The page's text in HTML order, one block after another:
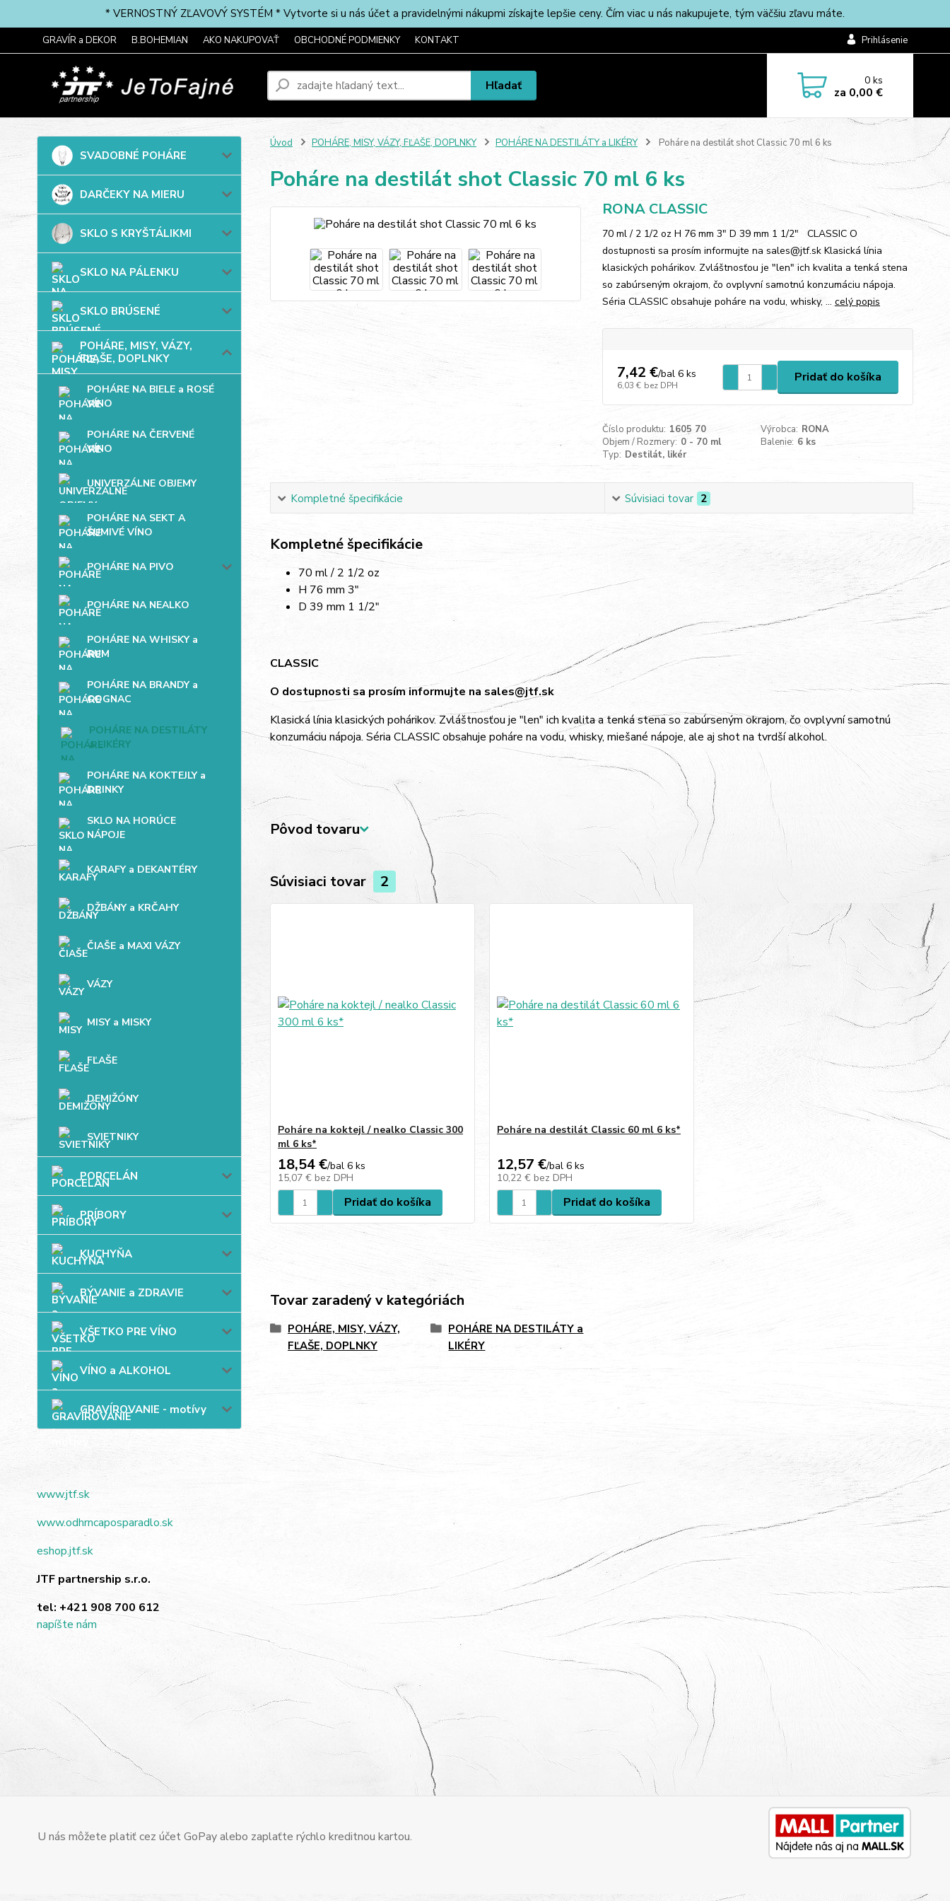
* VERNOSTNÝ ZĽAVOVÝ SYSTÉM * Vytvorte si u nás účet a pravidelnými nákupmi získajte lepšie ceny. Čím viac u nás nakupujete, tým väčšiu zľavu máte.
GRAVÍR a DEKOR B.BOHEMIAN AKO NAKUPOVAŤ OBCHODNÉ PODMIENKY KONTAKT Prihlásenie
Hľadať 0ks
za 0,00 €
SVADOBNÉ POHÁRE
DARČEKY NA MIERU
SKLO S KRYŠTÁLIKMI
SKLO NA PÁLENKU
SKLO BRÚSENÉ
POHÁRE, MISY, VÁZY,
FĽAŠE, DOPLNKY
POHÁRE NA BIELE a ROSÉ
VÍNO
POHÁRE NA ČERVENÉ
VÍNO
UNIVERZÁLNE OBJEMY
POHÁRE NA SEKT A
ŠUMIVÉ VÍNO
POHÁRE NA PIVO
POHÁRE NA NEALKO
POHÁRE NA WHISKY a
RUM
POHÁRE NA BRANDY a
COGNAC
POHÁRE NA DESTILÁTY
a LIKÉRY
POHÁRE NA KOKTEJLY a
DRINKY
SKLO NA HORÚCE
NÁPOJE
KARAFY a DEKANTÉRY
DŽBÁNY a KRČAHY
ČIAŠE a MAXI VÁZY
VÁZY
MISY a MISKY
FĽAŠE
DEMIŽÓNY
SVIETNIKY
PORCELÁN
PRÍBORY
KUCHYŇA
BÝVANIE a ZDRAVIE
VŠETKO PRE VÍNO
VÍNO a ALKOHOL
GRAVÍROVANIE - motívy
www.jtf.sk
www.odhrncaposparadlo.sk
eshop.jtf.sk
JTF partnership s.r.o.
tel: +421 908 700 612
napíšte nám
Úvod POHÁRE, MISY, VÁZY, FĽAŠE, DOPLNKY POHÁRE NA DESTILÁTY a LIKÉRY Poháre na destilát shot Classic 70 ml 6 ks
Poháre na destilát shot Classic 70 ml 6 ks
RONA CLASSIC
70 ml / 2 1/2 oz H 76 mm 3" D 39 mm 1 1/2" CLASSIC O
dostupnosti sa prosím informujte na sales@jtf.sk Klasická línia
klasických pohárikov. Zvláštnosťou je "len" ich kvalita a tenká stena
so zabúrseným okrajom, čo ovplyvní samotnú konzumáciu nápoja.
Séria CLASSIC obsahuje poháre na vodu, whisky, ... celý popis
7,42 €/bal 6 ks
6,03 € bez DPH
Pridať do košíka
Číslo produktu: 1605 70 Výrobca: RONA
Objem / Rozmery: 0 - 70 ml Balenie: 6 ks
Typ: Destilát, likér
Kompletné špecifikácie Súvisiaci tovar 2
Kompletné špecifikácie
70 ml / 2 1/2 oz
H 76 mm 3"
D 39 mm 1 1/2"
CLASSIC
O dostupnosti sa prosím informujte na sales@jtf.sk
Klasická línia klasických pohárikov. Zvláštnosťou je "len" ich kvalita a tenká stena so zabúrseným okrajom, čo ovplyvní samotnú
konzumáciu nápoja. Séria CLASSIC obsahuje poháre na vodu, whisky, miešané nápoje, ale aj shot na tvrdší alkohol.
Pôvod tovaru
Súvisiaci tovar 2
Poháre na koktejl / nealko Classic 300
ml 6 ks*
18,54 €/bal 6 ks
15,07 € bez DPH
Pridať do košíka
Poháre na destilát Classic 60 ml 6 ks*
12,57 €/bal 6 ks
10,22 € bez DPH
Pridať do košíka
Tovar zaradený v kategóriách
POHÁRE, MISY, VÁZY,
FĽAŠE, DOPLNKY
POHÁRE NA DESTILÁTY a
LIKÉRY
U nás môžete platiť cez účet GoPay alebo zaplaťte rýchlo kreditnou kartou.